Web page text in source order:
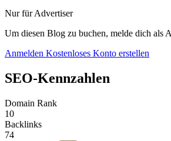
Nur für Advertiser
Um diesen Blog zu buchen, melde dich als
Anmelden Kostenloses Konto erstellen
SEO-Kennzahlen
Domain Rank
10
Backlinks
74